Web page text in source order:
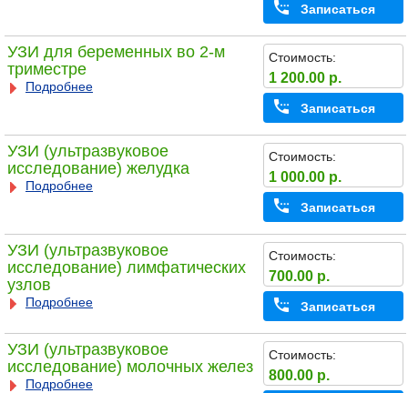
Записаться
УЗИ для беременных во 2-м
триместре
Подробнее
Стоимость:
1 200.00 р.
Записаться
УЗИ (ультразвуковое
исследование) желудка
Подробнее
Стоимость:
1 000.00 р.
Записаться
УЗИ (ультразвуковое
исследование) лимфатических
узлов
Подробнее
Стоимость:
700.00 р.
Записаться
УЗИ (ультразвуковое
исследование) молочных желез
Подробнее
Стоимость:
800.00 р.